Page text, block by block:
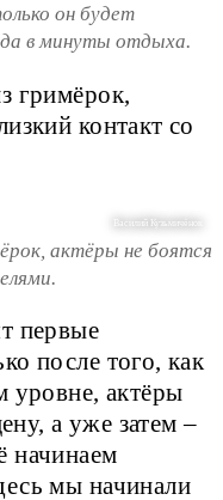
он будет
в минуты отдыха.
гримёрок,
контакт со
Василий Кузьмичёнок
актёры не боятся
первые
после того, как
уровне, актёры
а уже затем –
начинаем
мы начинали